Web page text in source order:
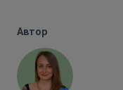
Автор